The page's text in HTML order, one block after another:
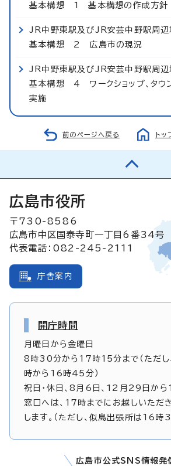
基本構想 1 基本構想の作成方針
JR中野東駅及びJR安芸中野駅周辺
基本構想 2 広島市の現況
JR中野東駅及びJR安芸中野駅周辺
基本構想 4 ワークショップ、タウ
実施
前のページへ戻る ト
広島市役所
〒730-8586
広島市中区国泰寺町一丁目6番34号
代表電話：082-245-2111
庁舎案内
開庁時間
月曜日から金曜日
8時30分から17時15分まで（ただし
時から16時45分）
祝日・休日、8月6日、12月29日か
窓口へは、17時までにお越しいただ
します。（ただし、似島出張所は16時
広島市公式SNS情報発